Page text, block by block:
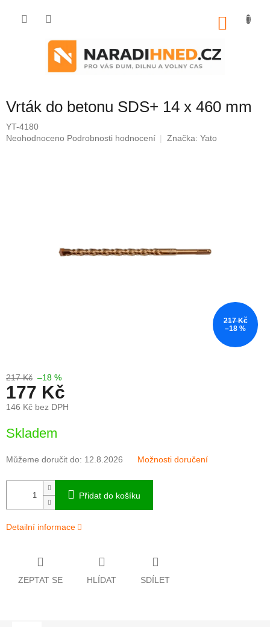
Vrták do betonu SDS+ 14 x 460 mm
YT-4180
Průměrné
Neohodnoceno Podrobnosti hodnocení Značka: Yato
217 Kč
–18 %
217 Kč –18 %
177 Kč
146 Kč bez DPH
cena:
Skladem
Můžeme doručit do: 12.8.2026 Možnosti doručení
Přidat do košíku
Detailní informace
ZEPTAT SE HLÍDAT SDÍLET